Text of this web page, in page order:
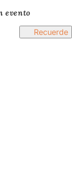
evento
Recuerde